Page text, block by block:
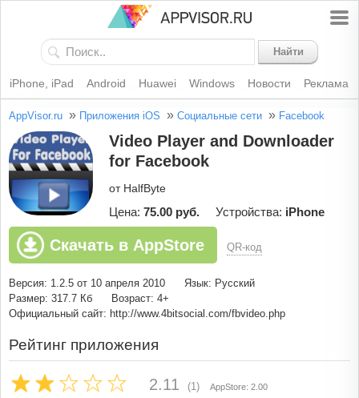
Найти
iPhone, iPad Android Huawei Windows Новости Реклама
AppVisor.ru » Приложения iOS » Социальные сети » Facebook
Video Player and Downloader
for Facebook
от HalfByte
Цена: 75.00 руб. Устройства: iPhone
Скачать в AppStore QR-код
Версия: 1.2.5 от 10 апреля 2010
Язык: Русский
Размер: 317.7 Кб
Возраст: 4+
Официальный сайт: http://www.4bitsocial.com/fbvideo.php
Рейтинг приложения
2.11 (1) AppStore: 2.00